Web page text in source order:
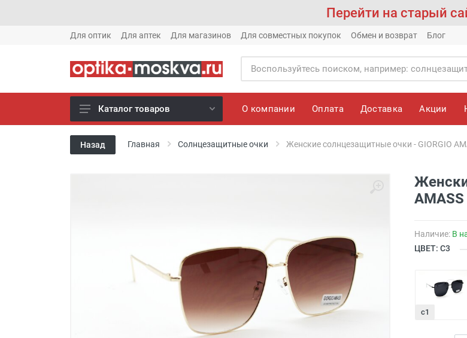
Перейти на старый
Для оптик Для аптек Для магазинов Для совместных покупок Обмен и возврат Блог
Новое готовые очки (1621)
Новое солнце (1613)
Футляры и мешки (1412)
Красота и здоровье (353)
Атрибуты для оптики (59)
Каталог товаров О компании Оплата Доставка Акции
Назад Главная Солнцезащитные очки Женские солнцезащитные очки - GIORGIO
Наличие: В
ЦВЕТ: C3
c1